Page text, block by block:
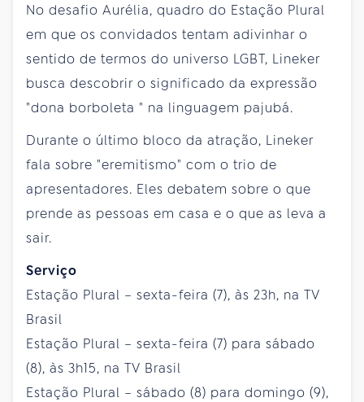
No desafio Aurélia, quadro do Estação Plural
em que os convidados tentam adivinhar o
sentido de termos do universo LGBT, Lineker
busca descobrir o significado da expressão
"dona borboleta " na linguagem pajubá.
Durante o último bloco da atração, Lineker
fala sobre "eremitismo" com o trio de
apresentadores. Eles debatem sobre o que
prende as pessoas em casa e o que as leva a
sair.
Serviço
Estação Plural – sexta-feira (7), às 23h, na TV
Brasil
Estação Plural – sexta-feira (7) para sábado
(8), às 3h15, na TV Brasil
Estação Plural – sábado (8) para domingo (9),